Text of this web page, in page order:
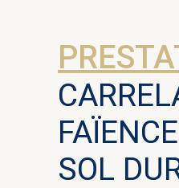
FAÏENCE
SOL